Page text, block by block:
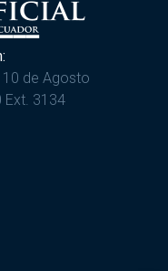
10 de Agosto
Ext. 3134